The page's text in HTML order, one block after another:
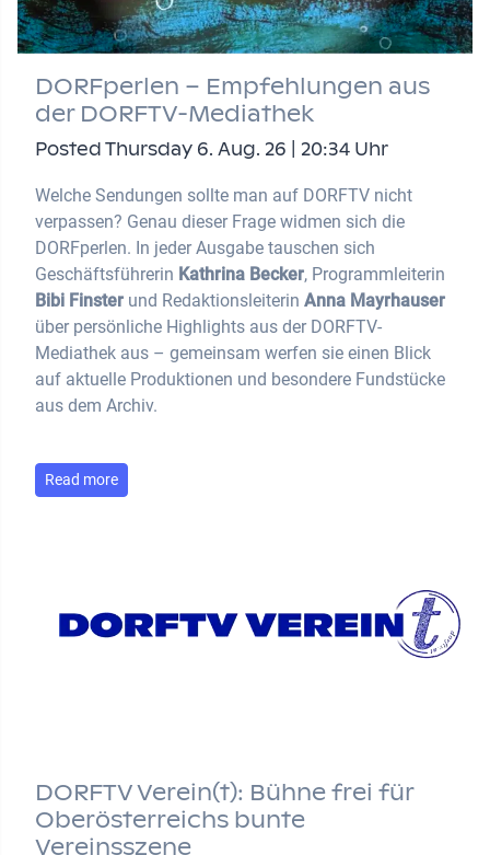
DORFperlen – Empfehlungen aus
der DORFTV-Mediathek
Posted Thursday 6. Aug. 26 | 20:34 Uhr
Welche Sendungen sollte man auf DORFTV nicht
verpassen? Genau dieser Frage widmen sich die
DORFperlen. In jeder Ausgabe tauschen sich
Geschäftsführerin Kathrina Becker, Programmleiterin
Bibi Finster und Redaktionsleiterin Anna Mayrhauser
über persönliche Highlights aus der DORFTV-
Mediathek aus – gemeinsam werfen sie einen Blick
auf aktuelle Produktionen und besondere Fundstücke
aus dem Archiv.
Read more
DORFTV Verein(t): Bühne frei für
Oberösterreichs bunte
Vereinsszene